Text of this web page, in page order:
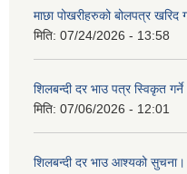
माछा पोखरीहरुको बोलपत्र
मिति: 07/24/2026 - 13:58
शिलबन्दी दर भाउ पत्र स्विकृत
मिति: 07/06/2026 - 12:01
शिलबन्दी दर भाउ आश्यको सुचना।